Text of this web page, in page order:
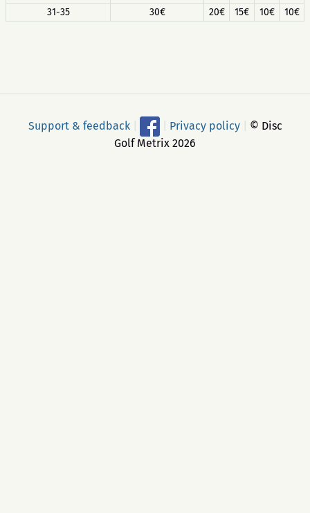
31-35
30€ 20€ 15€ 10€ 10€
Support & feedback Privacy policy
© Disc
Golf Metrix 2026